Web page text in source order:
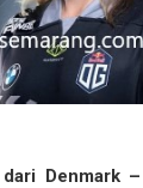
Denmark –